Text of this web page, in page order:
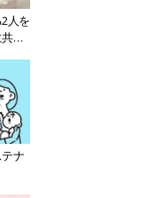
人を
感
ナ